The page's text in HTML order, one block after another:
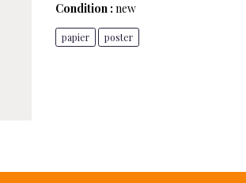
Condition : new
papier poster